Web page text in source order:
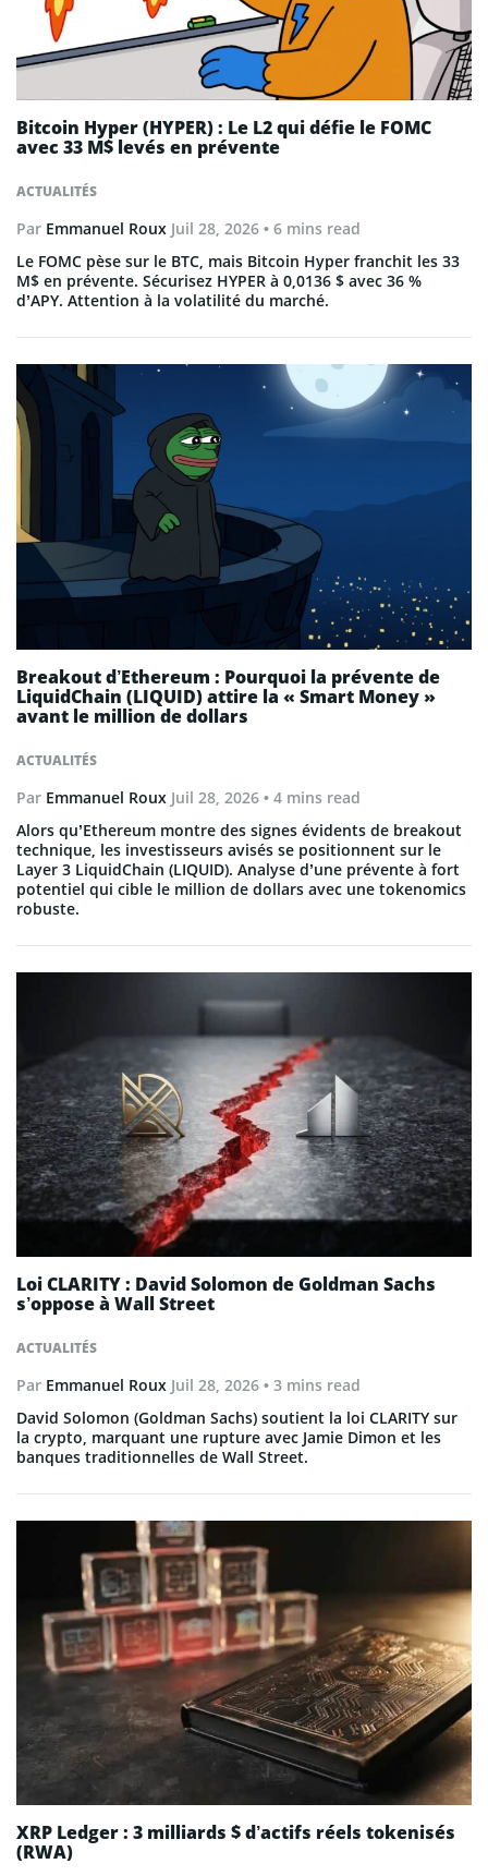
ACTUALITÉS
Bitcoin Hyper (HYPER) : Le L2 qui défie le FOMC
avec 33 M$ levés en prévente
Par Emmanuel Roux Juil 28, 2026 • 6 mins read
Le FOMC pèse sur le BTC, mais Bitcoin Hyper franchit les 33
M$ en prévente. Sécurisez HYPER à 0,0136 $ avec 36 %
d’APY. Attention à la volatilité du marché.
ACTUALITÉS
Breakout d’Ethereum : Pourquoi la prévente de
LiquidChain (LIQUID) attire la « Smart Money »
avant le million de dollars
Par Emmanuel Roux Juil 28, 2026 • 4 mins read
Alors qu’Ethereum montre des signes évidents de breakout
technique, les investisseurs avisés se positionnent sur le
Layer 3 LiquidChain (LIQUID). Analyse d’une prévente à fort
potentiel qui cible le million de dollars avec une tokenomics
robuste.
ACTUALITÉS
Loi CLARITY : David Solomon de Goldman Sachs
s’oppose à Wall Street
Par Emmanuel Roux Juil 28, 2026 • 3 mins read
David Solomon (Goldman Sachs) soutient la loi CLARITY sur
la crypto, marquant une rupture avec Jamie Dimon et les
banques traditionnelles de Wall Street.
XRP Ledger : 3 milliards $ d’actifs réels tokenisés
(RWA)